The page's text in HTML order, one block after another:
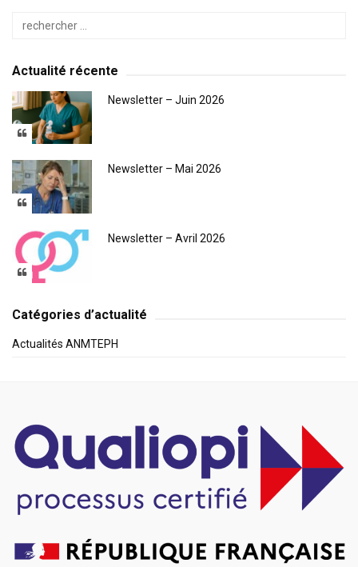
Actualité récente
Newsletter – Juin 2026
Newsletter – Mai 2026
Newsletter – Avril 2026
Catégories d’actualité
Actualités ANMTEPH